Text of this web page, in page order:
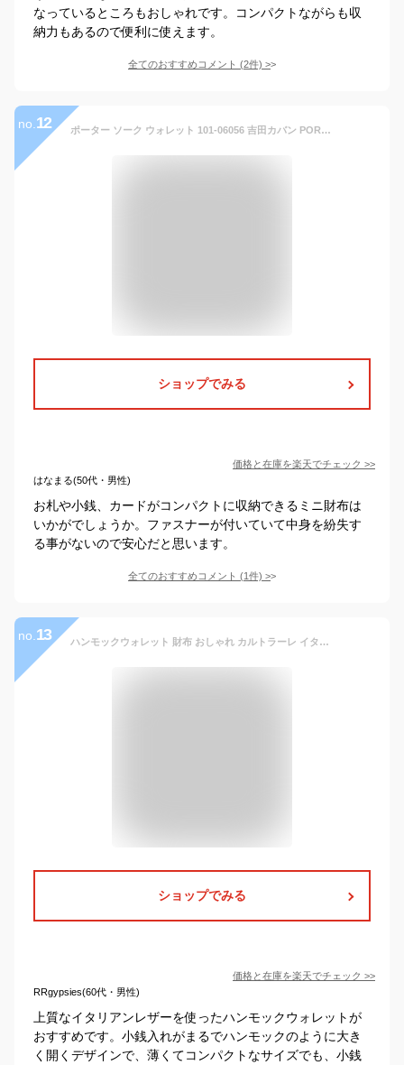
なっているところもおしゃれです。コンパクトながらも収
納力もあるので便利に使えます。
全てのおすすめコメント (2件) >
no. 12 ポーター ソーク ウォレット 101-06056 吉田カバン PORTER 吉田カバン PORTER | ポーター財布 財布 メンズ ウォレット ブランド 男性 誕生日プレゼント 男性向け 革 本革 レザー 小物 40代 男性用財布 ミニ財布 ミニウォレット
ショップでみる
価格と在庫を楽天でチェック >>
はなまる(50代・男性)
お札や小銭、カードがコンパクトに収納できるミニ財布は
いかがでしょうか。ファスナーが付いていて中身を紛失す
る事がないので安心だと思います。
全てのおすすめコメント (1件) >
no. 13 ハンモックウォレット 財布 おしゃれ カルトラーレ イタリアンレザー Cartolare おしゃれ 男性 退職祝い プレゼント バレンタイン送別会 プチギフト 女性 ギフト ホワイトレデー
ショップでみる
価格と在庫を楽天でチェック >>
RRgypsies(60代・男性)
上質なイタリアンレザーを使ったハンモックウォレットが
おすすめです。小銭入れがまるでハンモックのように大き
く開くデザインで、薄くてコンパクトなサイズでも、小銭